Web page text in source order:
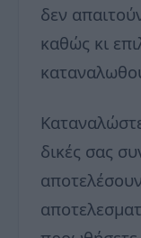
δεν
καθώς κι
δικές σας